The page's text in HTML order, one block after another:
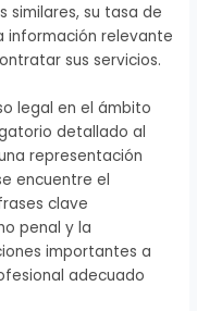
similares, su tasa de
información relevante
sus servicios.
legal en el ámbito
detallado al
representación
encuentre el
clave
penal y la
importantes a
adecuado